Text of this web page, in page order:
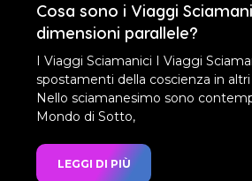
Cosa sono i Viaggi
dimensioni parallele?
I Viaggi Sciamanici I Viaggi
spostamenti della coscienza in altri
Nello sciamanesimo sono
Mondo di Sotto,
LEGGI DI PIÙ